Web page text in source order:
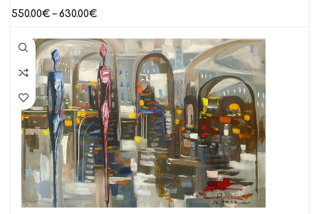
550.00€ – 630.00€